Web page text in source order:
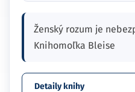
Ženský rozum je
Knihomoľka Bleise
Detaily knihy